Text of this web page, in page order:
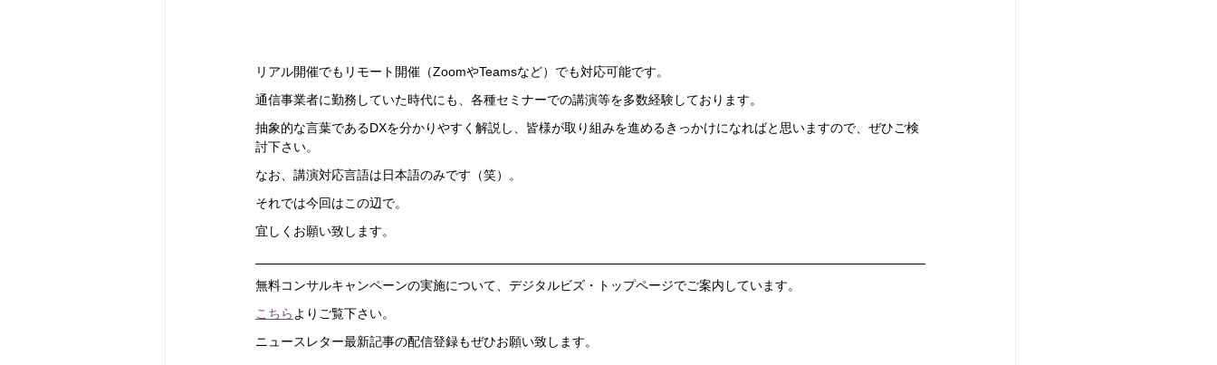
リアル開催でもリモート開催（ZoomやTeamsなど）でも対応可能です。
通信事業者に勤務していた時代にも、各種セミナーでの講演等を多数経験しております。
抽象的な言葉であるDXを分かりやすく解説し、皆様が取り組みを進めるきっかけになればと思いますので、ぜひご検
討下さい。
なお、講演対応言語は日本語のみです（笑）。
それでは今回はこの辺で。
宜しくお願い致します。
無料コンサルキャンペーンの実施について、デジタルビズ・トップページでご案内しています。
こちら よりご覧下さい。
ニュースレター最新記事の配信登録もぜひお願い致します。